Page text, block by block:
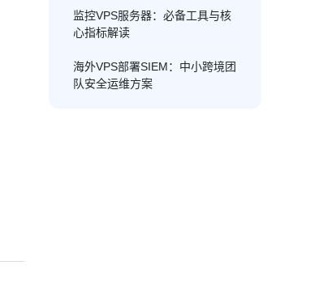
监控VPS服务器：必备工具与核
心指标解读
海外VPS部署SIEM：中小跨境团
队安全运维方案